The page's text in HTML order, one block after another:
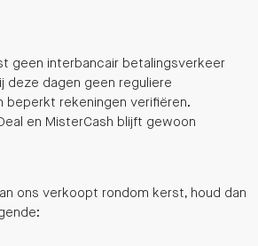
geen interbancair betalingsverkeer
deze dagen geen reguliere
beperkt rekeningen verifiëren.
en MisterCash blijft gewoon
ons verkoopt rondom kerst, houd dan